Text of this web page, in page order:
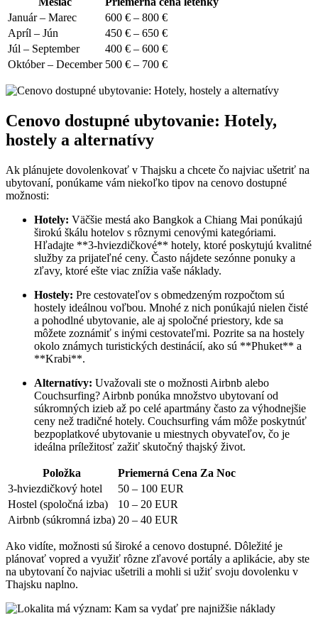
Január – Marec
600 € – 800 €
Apríl – Jún
450 € – 650 €
Júl – September
400 € – 600 €
Október – December 500 € – 700 €
Cenovo dostupné ubytovanie: Hotely,
hostely a alternatívy
Ak plánujete dovolenkovať v Thajsku a chcete čo najviac ušetriť na
ubytovaní, ponúkame vám niekoľko tipov na cenovo dostupné
možnosti:
Hotely: Väčšie mestá ako Bangkok a Chiang Mai ponúkajú
širokú škálu hotelov s rôznymi cenovými kategóriami.
Hľadajte **3-hviezdičkové** hotely, ktoré poskytujú kvalitné
služby za prijateľné ceny. Často nájdete sezónne ponuky a
zľavy, ktoré ešte viac znížia vaše náklady.
Hostely: Pre cestovateľov s obmedzeným rozpočtom sú
hostely ideálnou voľbou. Mnohé z nich ponúkajú nielen čisté
a pohodlné ubytovanie, ale aj spoločné priestory, kde sa
môžete zoznámiť s inými cestovateľmi. Pozrite sa na hostely
okolo známych turistických destinácií, ako sú **Phuket** a
**Krabi**.
Alternatívy: Uvažovali ste o možnosti Airbnb alebo
Couchsurfing? Airbnb ponúka množstvo ubytovaní od
súkromných izieb až po celé apartmány často za výhodnejšie
ceny než tradičné hotely. Couchsurfing vám môže poskytnúť
bezpoplatkové ubytovanie u miestnych obyvateľov, čo je
ideálna príležitosť zažiť skutočný thajský život.
Položka
Priemerná Cena Za Noc
3-hviezdičkový hotel
50 – 100 EUR
Hostel (spoločná izba)
10 – 20 EUR
Airbnb (súkromná izba) 20 – 40 EUR
Ako vidíte, možnosti sú široké a cenovo dostupné. Dôležité je
plánovať vopred a využiť rôzne zľavové portály a aplikácie, aby ste
na ubytovaní čo najviac ušetrili a mohli si užiť svoju dovolenku v
Thajsku naplno.